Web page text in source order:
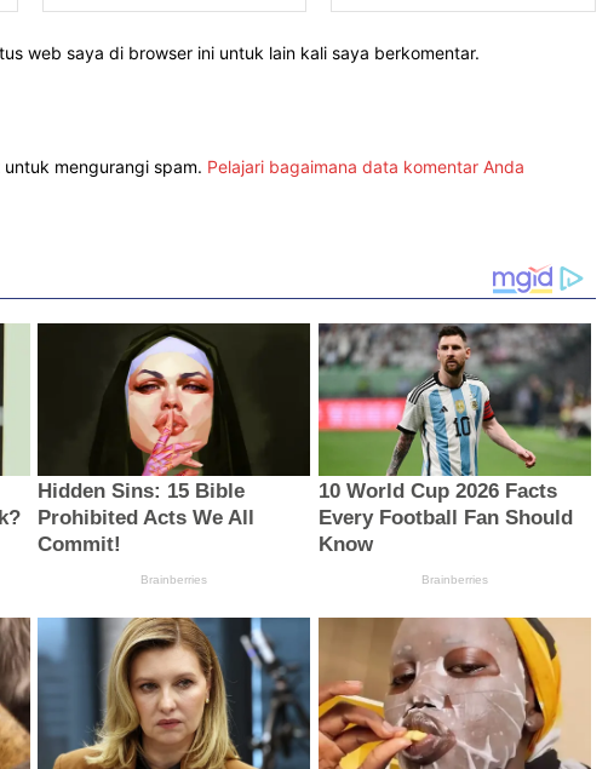
web saya di browser ini untuk lain kali saya berkomentar.
mengurangi spam. Pelajari bagaimana data komentar Anda